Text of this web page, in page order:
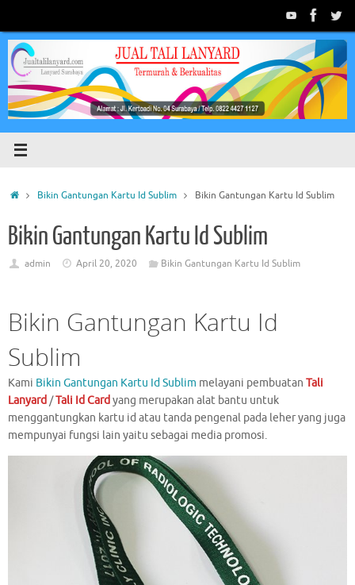
content
HomeBikin Gantungan Kartu Id Sublim Bikin Gantungan Kartu Id Sublim
Bikin Gantungan Kartu Id Sublim
admin April 20, 2020 Bikin Gantungan Kartu Id Sublim
Bikin Gantungan Kartu Id
Sublim
Kami Bikin Gantungan Kartu Id Sublim melayani pembuatan Tali
Lanyard /Tali Id Cardyang merupakan alat bantu untuk
menggantungkan kartu id atau tanda pengenal pada leher yang juga
mempunyai fungsi lain yaitu sebagai media promosi.